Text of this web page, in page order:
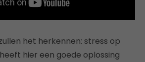
het herkennen: stress op
hier een goede oplossing